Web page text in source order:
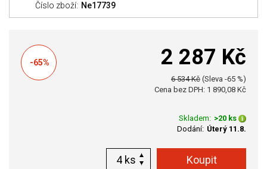
Číslo zboží: Ne17739
-65% 2 287 Kč
6 534 Kč (Sleva -65 %)
Cena bez DPH: 1 890,08 Kč
Skladem: >20 ks
Dodání: Úterý 11.8.
ks